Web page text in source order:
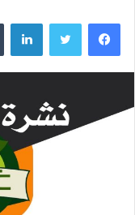
فيسبوك تويتر